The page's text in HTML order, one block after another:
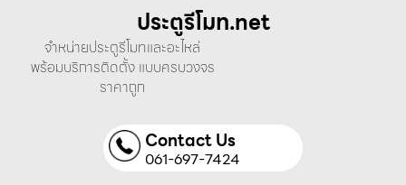
ประตูรีโมท.net
จำหน่ายประตูรีโมทและอะไหล่
พร้อมบริการติดตั้ง แบบครบวงจร
ราคาถูก
Contact Us
061-697-7424